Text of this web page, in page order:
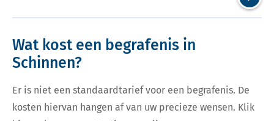
Wat kost een begrafenis in
Schinnen?
Er is niet een standaardtarief voor een begrafenis. De
kosten hiervan hangen af van uw precieze wensen. Klik